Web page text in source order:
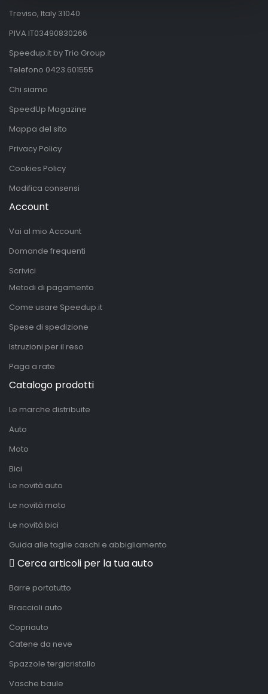
Treviso, Italy 31040
PIVA IT03490830266
Speedup.it by Trio Group
Telefono 0423.601555
Chi siamo
SpeedUp Magazine
Mappa del sito
Privacy Policy
Cookies Policy
Modifica consensi
Account
Vai al mio Account
Domande frequenti
Scrivici
Metodi di pagamento
Come usare Speedup.it
Spese di spedizione
Istruzioni per il reso
Paga a rate
Catalogo prodotti
Le marche distribuite
Auto
Moto
Bici
Le novità auto
Le novità moto
Le novità bici
Guida alle taglie caschi e abbigliamento
Cerca articoli per la tua auto
Barre portatutto
Braccioli auto
Copriauto
Catene da neve
Spazzole tergicristallo
Vasche baule